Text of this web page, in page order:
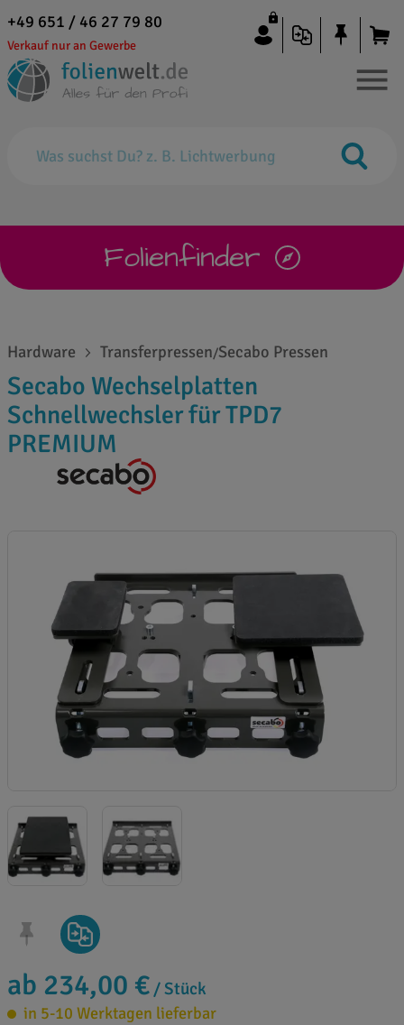
+49 651 / 46 27 79 80
Verkauf nur an Gewerbe
Folienfinder
Hardware Transferpressen/Secabo Pressen
Secabo Wechselplatten
Schnellwechsler für TPD7
PREMIUM
ab 234,00 € / Stück
in 5-10 Werktagen lieferbar